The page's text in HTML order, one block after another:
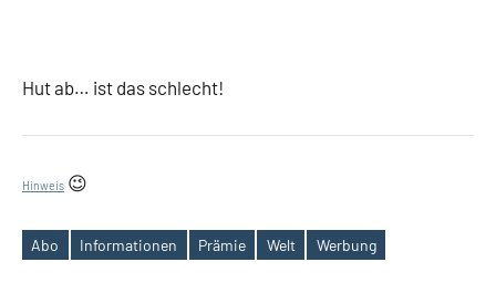
Hut ab… ist das schlecht!
Hinweis 😉
Schlagwörter
Abo Informationen Prämie Welt Werbung